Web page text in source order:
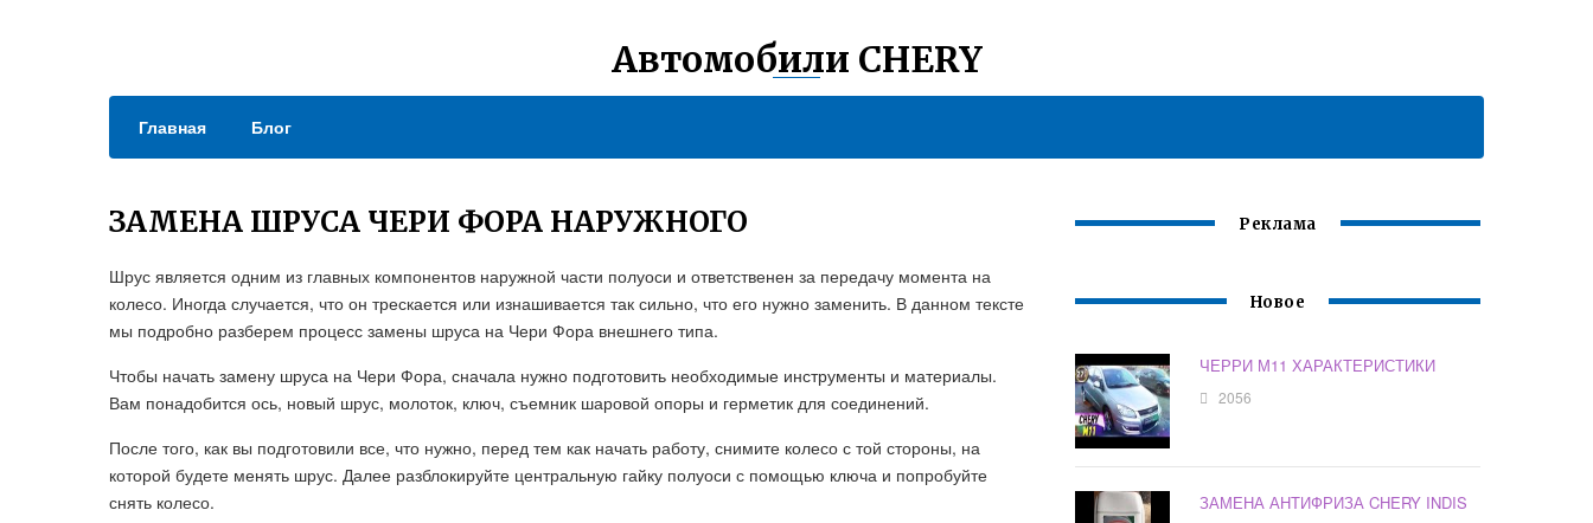
Автомобили CHERY
Главная Блог
ЗАМЕНА ШРУСА ЧЕРИ ФОРА НАРУЖНОГО
Шрус является одним из главных компонентов наружной части полуоси и ответственен за передачу момента на
колесо. Иногда случается, что он трескается или изнашивается так сильно, что его нужно заменить. В данном тексте
мы подробно разберем процесс замены шруса на Чери Фора внешнего типа.
Чтобы начать замену шруса на Чери Фора, сначала нужно подготовить необходимые инструменты и материалы.
Вам понадобится ось, новый шрус, молоток, ключ, съемник шаровой опоры и герметик для соединений.
После того, как вы подготовили все, что нужно, перед тем как начать работу, снимите колесо с той стороны, на
которой будете менять шрус. Далее разблокируйте центральную гайку полуоси с помощью ключа и попробуйте
снять колесо.
Реклама
Новое
ЧЕРРИ М11 ХАРАКТЕРИСТИКИ
2056
ЗАМЕНА АНТИФРИЗА CHERY INDIS